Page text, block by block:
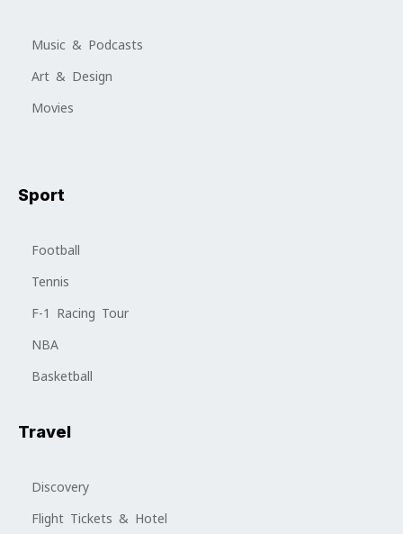
Music & Podcasts
Art & Design
Movies
Sport
Football
Tennis
F-1 Racing Tour
NBA
Basketball
Travel
Discovery
Flight Tickets & Hotel